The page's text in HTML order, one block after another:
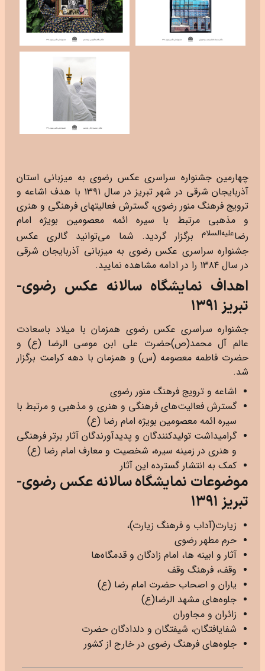
چهارمین جشنواره سراسری عکس رضوی به میزبانی استان
آذربایجان شرقی در شهر تبریز در سال ۱۳۹۱ با هدف اشاعه و
ترویج فرهنگ منور رضوی، گسترش فعالیتهای فرهنگی و هنری
و مذهبی مرتبط با سیره ائمه معصومین بویژه امام
رضاعلیه‌السلام برگزار گردید. شما می‌توانید گالری عکس
جشنواره سراسری عکس رضوی به میزبانی آذربایجان شرقی
در سال ۱۳۸۴ را در ادامه مشاهده نمایید.
اهداف نمایشگاه سالانه عکس رضوی-
تبریز ۱۳۹۱
جشنواره سراسری عکس رضوی همزمان با میلاد باسعادت
عالم آل محمد(ص)حضرت علی ابن موسی الرضا (ع) و
حضرت فاطمه معصومه (س) و همزمان با دهه کرامت برگزار
شد.
اشاعه و ترویج فرهنگ منور رضوی
گسترش فعالیت‌های فرهنگی و هنری و مذهبی و مرتبط با
سیره ائمه معصومین بویژه امام رضا (ع)
گرامیداشت تولیدکنندگان و پدیدآورندگان آثار برتر فرهنگی
و هنری در زمینه سیره، شخصیت و معارف امام رضا (ع)
کمک به انتشار گسترده این آثار
موضوعات نمایشگاه سالانه عکس رضوی-
تبریز ۱۳۹۱
زیارت(آداب و فرهنگ زیارت)،
حرم مطهر رضوی
آثار و ابینه‌ ها، امام زادگان و قدمگاه‌ها
وقف، فرهنگ وقف
یاران و اصحاب حضرت امام رضا (ع)
جلوه‌های مشهد الرضا(ع)
زائران و مجاوران
شفایافتگان، شیفتگان و دلدادگان حضرت
جلوه‌های فرهنگ رضوی در خارج از کشور